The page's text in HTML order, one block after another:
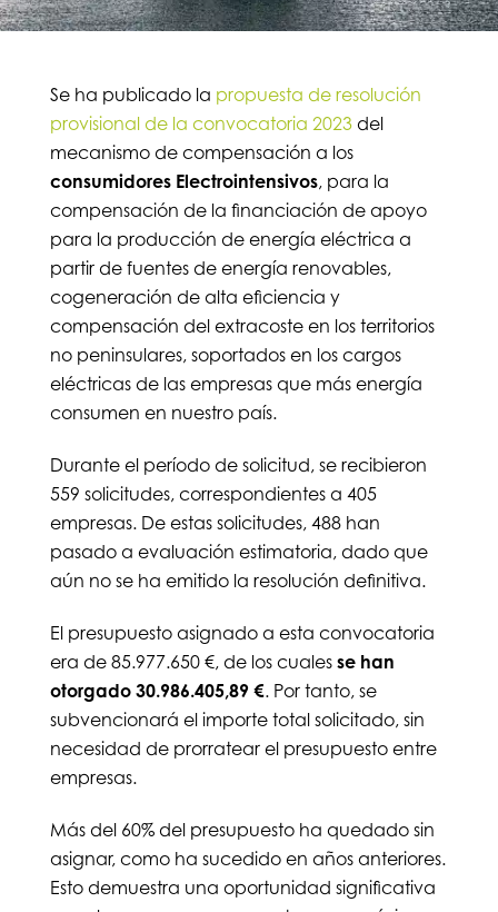
Se ha publicado la propuesta de resolución
provisional de la convocatoria 2023del
mecanismo de compensación a los
consumidores Electrointensivos, para la
compensación de la financiación de apoyo
para la producción de energía eléctrica a
partir de fuentes de energía renovables,
cogeneración de alta eficiencia y
compensación del extracoste en los territorios
no peninsulares, soportados en los cargos
eléctricas de las empresas que más energía
consumen en nuestro país.
Durante el período de solicitud, se recibieron
559 solicitudes, correspondientes a 405
empresas. De estas solicitudes, 488 han
pasado a evaluación estimatoria, dado que
aún no se ha emitido la resolución definitiva.
El presupuesto asignado a esta convocatoria
era de 85.977.650 €, de los cuales se han
otorgado 30.986.405,89 €. Por tanto, se
subvencionará el importe total solicitado, sin
necesidad de prorratear el presupuesto entre
empresas.
Más del 60% del presupuesto ha quedado sin
asignar, como ha sucedido en años anteriores.
Esto demuestra una oportunidad significativa